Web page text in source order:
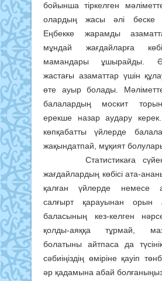
бойынша тіркелген
олардың жасы әлі беске
Еңбекке жарамды
мұндай жағдайларға
мамандары ұшырайды.
жастағы азаматтар үшін
өте ауыр болады.
балалардың москит
ерекше назар аудару
көпқабатты үйлерде
жақындатпай, мұқият
Статистикаға
жағдайлардың көбісі ата-
қалған үйлерде немесе
салғырт қарауынан
баласының кез-келген
қолды-аяққа тұрмай,
болатыны айтпаса да
сәбиіңіздің өміріне қауіп
әр қадамына абай